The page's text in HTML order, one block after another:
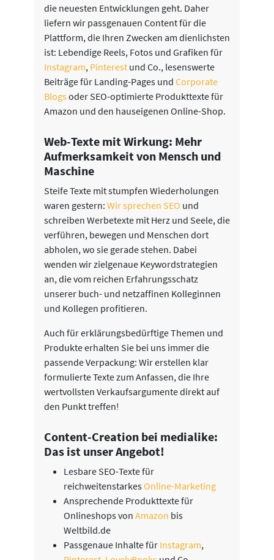
die neuesten Entwicklungen geht. Daher
liefern wir passgenauen Content für die
Plattform, die Ihren Zwecken am dienlichsten
ist: Lebendige Reels, Fotos und Grafiken für
Instagram, Pinterest und Co., lesenswerte
Beiträge für Landing-Pages und Corporate
Blogsoder SEO-optimierte Produkttexte für
Amazon und den hauseigenen Online-Shop.
Web-Texte mit Wirkung: Mehr
Aufmerksamkeit von Mensch und
Maschine
Steife Texte mit stumpfen Wiederholungen
waren gestern: Wir sprechen SEO und
schreiben Werbetexte mit Herz und Seele, die
verführen, bewegen und Menschen dort
abholen, wo sie gerade stehen. Dabei
wenden wir zielgenaue Keywordstrategien
an, die vom reichen Erfahrungsschatz
unserer buch- und netzaffinen Kolleginnen
und Kollegen profitieren.
Auch für erklärungsbedürftige Themen und
Produkte erhalten Sie bei uns immer die
passende Verpackung: Wir erstellen klar
formulierte Texte zum Anfassen, die Ihre
wertvollsten Verkaufsargumente direkt auf
den Punkt treffen!
Content-Creation bei medialike:
Das ist unser Angebot!
Lesbare SEO-Texte für
reichweitenstarkesOnline-Marketing
Ansprechende Produkttexte für
Onlineshops von Amazon bis
Weltbild.de
Passgenaue Inhalte für Instagram,